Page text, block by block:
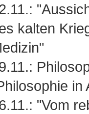
kalten
in
"Vom